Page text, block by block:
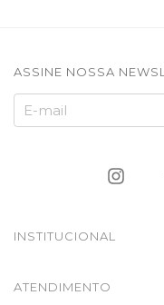
ASSINE NOSSA
INSTITUCIONAL
ATENDIMENTO